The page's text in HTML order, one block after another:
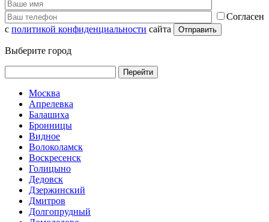
Согласен
с политикой конфиденциальности сайта
Выберите город
Перейти
Москва
Апрелевка
Балашиха
Бронницы
Видное
Волоколамск
Воскресенск
Голицыно
Дедовск
Дзержинский
Дмитров
Долгопрудный